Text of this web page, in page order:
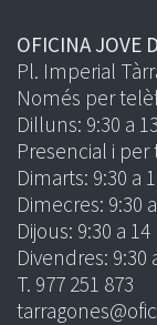
OFICINA JOVE
Pl. Imperial
Només per
Dilluns: 9:30 a
Presencial i
Dimarts: 9:30 a
Dimecres: 9:30
Dijous: 9:30 a
Divendres: 9:30
T. 977 251 873